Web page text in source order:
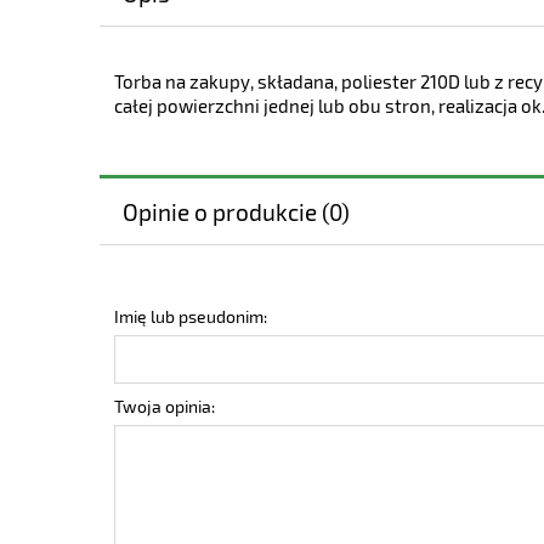
Torba na zakupy, składana, poliester 210D lub z
całej powierzchni jednej lub obu stron, realizacja
Opinie o produkcie (0)
Imię lub pseudonim:
Twoja opinia: